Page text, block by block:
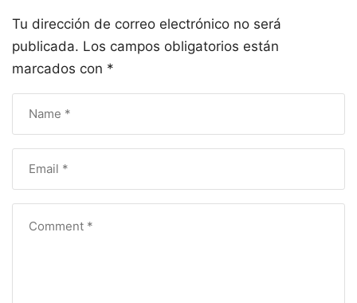
Tu dirección de correo electrónico no será
publicada. Los campos obligatorios están
marcados con *